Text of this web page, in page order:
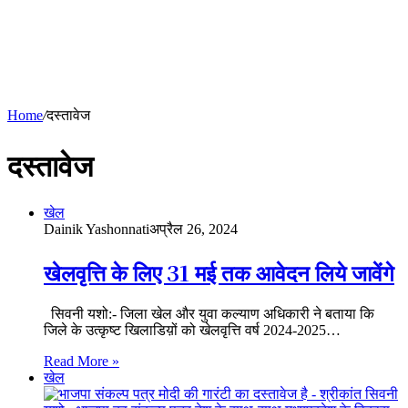
Home/दस्तावेज
दस्तावेज
खेल
Dainik Yashonnatiअप्रैल 26, 2024
खेलवृत्ति के लिए 31 मई तक आवेदन लिये जावेंगे
सिवनी यशो:- जिला खेल और युवा कल्याण अधिकारी ने बताया कि
जिले के उत्कृष्ट खिलाडिय़ों को खेलवृत्ति वर्ष 2024-2025…
Read More »
खेल